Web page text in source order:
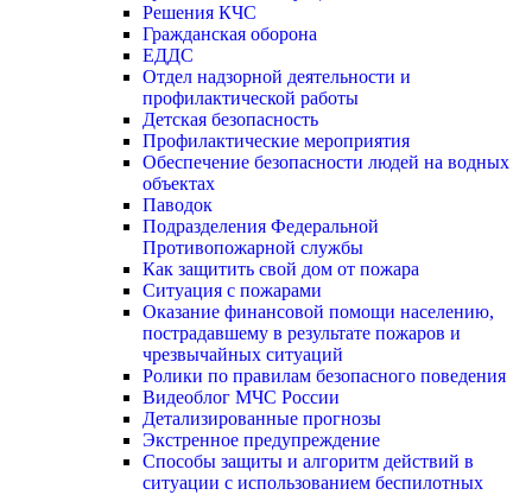
Решения КЧС
Гражданская оборона
ЕДДС
Отдел надзорной деятельности и
профилактической работы
Детская безопасность
Профилактические мероприятия
Обеспечение безопасности людей на водных
объектах
Паводок
Подразделения Федеральной
Противопожарной службы
Как защитить свой дом от пожара
Ситуация с пожарами
Оказание финансовой помощи населению,
пострадавшему в результате пожаров и
чрезвычайных ситуаций
Ролики по правилам безопасного поведения
Видеоблог МЧС России
Детализированные прогнозы
Экстренное предупреждение
Способы защиты и алгоритм действий в
ситуации с использованием беспилотных